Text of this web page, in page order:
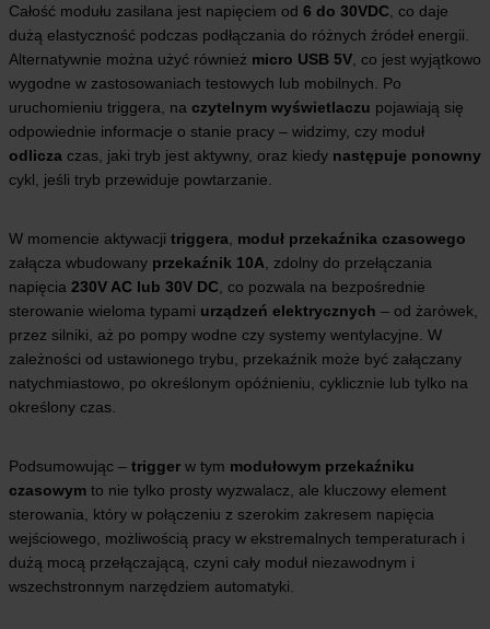
Całość modułu zasilana jest napięciem od 6 do 30VDC , co daje
dużą elastyczność podczas podłączania do różnych źródeł energii.
Alternatywnie można użyć również micro USB 5V , co jest wyjątkowo
wygodne w zastosowaniach testowych lub mobilnych. Po
uruchomieniu triggera, na czytelnym wyświetlaczu pojawiają się
odpowiednie informacje o stanie pracy – widzimy, czy moduł
odlicza czas, jaki tryb jest aktywny, oraz kiedy następuje ponowny
cykl, jeśli tryb przewiduje powtarzanie.
W momencie aktywacji triggera
moduł przekaźnika czasowego
załącza wbudowany przekaźnik 10A , zdolny do przełączania
napięcia 230V AC lub 30V DC , co pozwala na bezpośrednie
sterowanie wieloma typami urządzeń elektrycznych – od żarówek,
przez silniki, aż po pompy wodne czy systemy wentylacyjne. W
zależności od ustawionego trybu, przekaźnik może być załączany
natychmiastowo, po określonym opóźnieniu, cyklicznie lub tylko na
określony czas.
Podsumowując – trigger w tym modułowym przekaźniku
czasowym to nie tylko prosty wyzwalacz, ale kluczowy element
sterowania, który w połączeniu z szerokim zakresem napięcia
wejściowego, możliwością pracy w ekstremalnych temperaturach i
dużą mocą przełączającą, czyni cały moduł niezawodnym i
wszechstronnym narzędziem automatyki.